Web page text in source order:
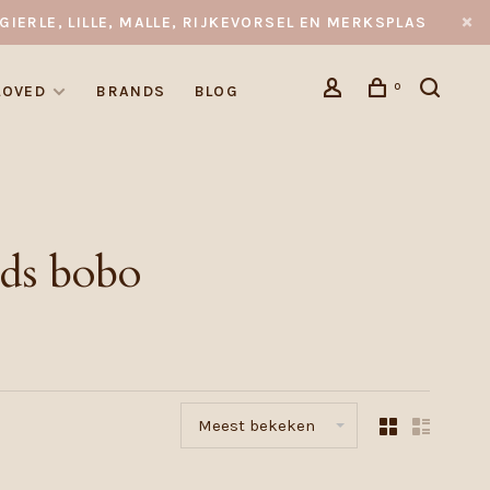
LILLE, MALLE, RIJKEVORSEL EN MERKSPLAS
BRANDS BLOG 0
bobo
Meest bekeken